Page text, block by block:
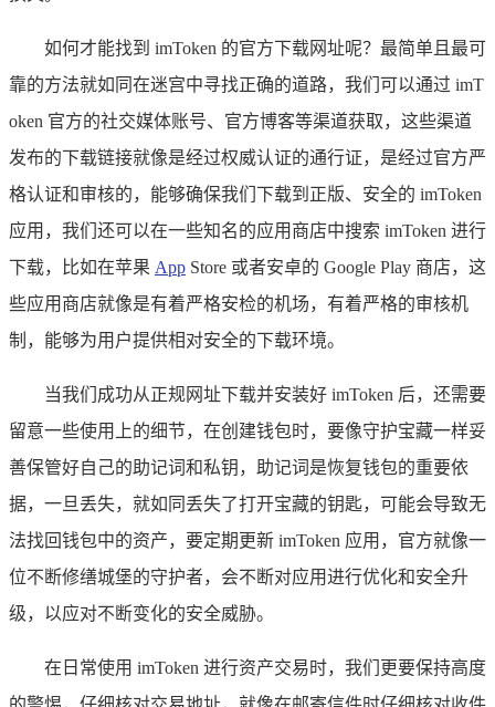
如何才能找到 imToken 的官方下载网址呢？最简单且最可
靠的方法就如同在迷宫中寻找正确的道路，我们可以通过 imT
oken 官方的社交媒体账号、官方博客等渠道获取，这些渠道
发布的下载链接就像是经过权威认证的通行证，是经过官方严
格认证和审核的，能够确保我们下载到正版、安全的 imToken
应用，我们还可以在一些知名的应用商店中搜索 imToken 进行
下载，比如在苹果 App Store 或者安卓的 Google Play 商店，这
些应用商店就像是有着严格安检的机场，有着严格的审核机
制，能够为用户提供相对安全的下载环境。
当我们成功从正规网址下载并安装好 imToken 后，还需要
留意一些使用上的细节，在创建钱包时，要像守护宝藏一样妥
善保管好自己的助记词和私钥，助记词是恢复钱包的重要依
据，一旦丢失，就如同丢失了打开宝藏的钥匙，可能会导致无
法找回钱包中的资产，要定期更新 imToken 应用，官方就像一
位不断修缮城堡的守护者，会不断对应用进行优化和安全升
级，以应对不断变化的安全威胁。
在日常使用 imToken 进行资产交易时，我们更要保持高度